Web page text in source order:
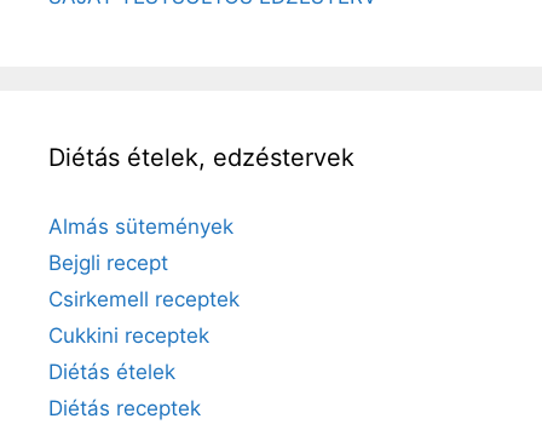
Diétás ételek, edzéstervek
Almás sütemények
Bejgli recept
Csirkemell receptek
Cukkini receptek
Diétás ételek
Diétás receptek